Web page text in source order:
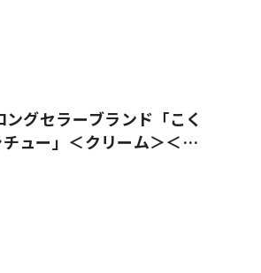
グセラーブランド「こく
ュー」＜クリーム＞＜ビ